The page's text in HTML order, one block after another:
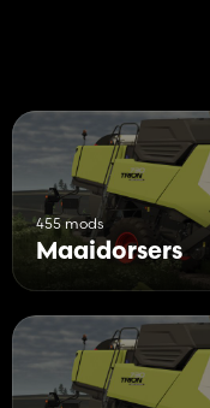
455 mods
Maaidorsers